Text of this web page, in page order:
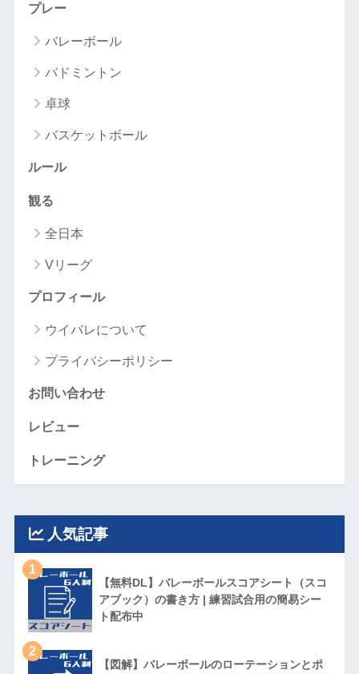
プレー
バレーボール
バドミントン
卓球
バスケットボール
ルール
観る
全日本
Vリーグ
プロフィール
ウイバレについて
プライバシーポリシー
お問い合わせ
レビュー
トレーニング
人気記事
1
【無料DL】バレーボールスコアシート（スコ
アブック）の書き方 | 練習試合用の簡易シー
ト配布中
2
【図解】バレーボールのローテーションとポ